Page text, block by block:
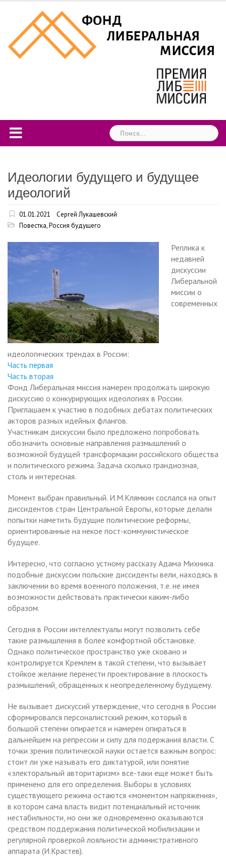
content
Найти:
Идеологии будущего и будущее
идеологий
01.01.2021
Сергей Лукашевский
Повестка,Россия будущего
Реплика к
недавней
дискуссии
Либеральной
миссии о
современных
идеологических трендах в России:
Часть первая
Часть вторая
Фонд Либеральная миссия намерен продолжать широкую
дискуссию о конкурирующих идеологиях в России.
Приглашаем к участию в подобных дебатах политических
акторов разных идейных флангов.
Участникам дискуссии было предложено попробовать
обозначить основные направления размышлений о
возможной будущей трансформации российского общества
и политического режима. Задача сколько грандиозная,
столь и интересная.
Момент выбран правильный. И.М.Клямкин сослался на опыт
диссидентов стран Центральной Европы, которые делали
попытки наметить будущие политические реформы,
ориентированные на некое пост-коммунистическое
будущее.
Интересно, что согласно устному рассказу Адама Михника
подобные дискуссии польские диссиденты вели, находясь в
заключении во время военного положения, т.е. не имея
возможности действовать практически каким-либо
образом.
Сегодня в России интеллектуалы могут позволить себе
такие размышления в более комфортной обстановке.
Однако политическое пространство уже сковано и
контролируется Кремлем в такой степени, что вызывает
стойкое желание перенести проектирование в плоскость
размышлений, обращенных к неопределенному будущему.
Не вызывает дискуссий утверждение, что сегодня в России
сформировался персоналистский режим, который в
большой степени опирается и намерен опираться в
дальнейшем на репрессии и силу для подержания власти. С
точки зрения политической науки остается важным вопрос:
стоит ли уже называть его диктатурой, или понятие
«электоральный авторитаризм» все-таки еще может быть
применено для его определения. Выборы в условиях
существующего режима остаются «моментом напряжения»,
в котором сама власть видит потенциальный источник
нестабильности, но они же одновременно оказываются
средством поддержания политической мобилизации и
регулярной проверкой лояльности административного
аппарата (И.Крастев).